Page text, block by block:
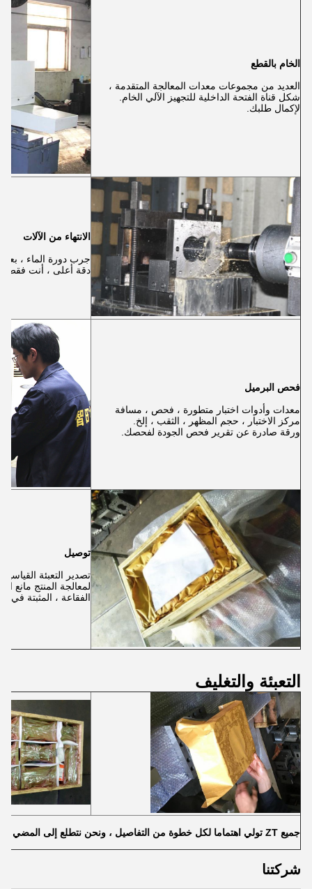
الخام بالقطع
العديد من مجموعات معدات المعالجة المتقدمة ،
شكل قناة الفتحة الداخلية للتجهيز الآلي الخام.
لإكمال طلبك.
الانتهاء من الآلات
جرب دورة الماء ، بعد
دقة أعلى ، أنت فقط.
فحص البرميل
معدات وأدوات اختبار متطورة ، فحص ، مسافة
مركز الاختبار ، حجم المظهر ، الثقب ، إلخ.
ورقة صادرة عن تقرير فحص الجودة لفحصك.
توصيل
تصدير التعبئة القياسية
لمعالجة المنتج مانع
الفقاعة ، المثبتة في
التعبئة والتغليف
جميع ZT تولي اهتماما لكل خطوة من التفاصيل ، ونحن نتطلع إلى المضي قدما معكم!
شركتنا